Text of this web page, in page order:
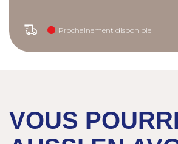
Prochainement disponible
VOUS